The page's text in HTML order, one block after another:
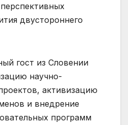
двустороннего
гост из Словении
научно-
активизацию
и внедрение
программ